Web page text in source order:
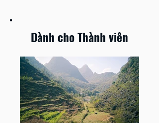
Dành cho Thành viên